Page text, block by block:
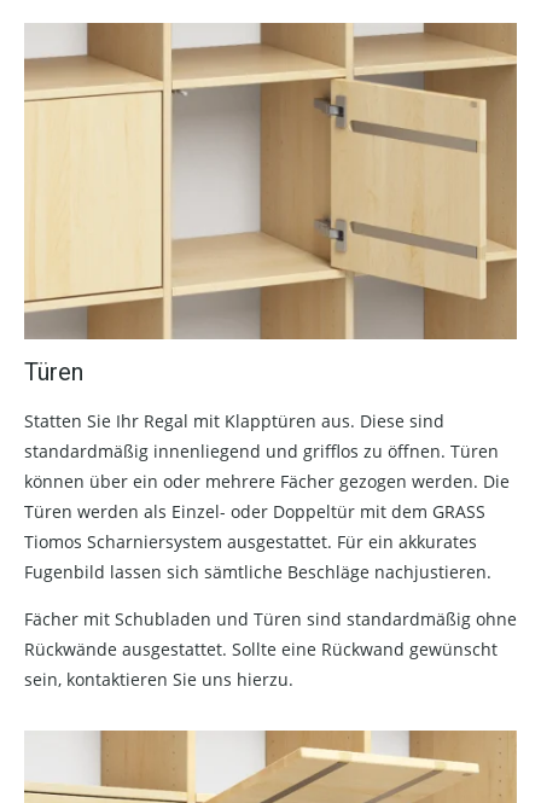
Türen
Statten Sie Ihr Regal mit Klapptüren aus. Diese sind
standardmäßig innenliegend und grifflos zu öffnen. Türen
können über ein oder mehrere Fächer gezogen werden. Die
Türen werden als Einzel- oder Doppeltür mit dem GRASS
Tiomos Scharniersystem ausgestattet. Für ein akkurates
Fugenbild lassen sich sämtliche Beschläge nachjustieren.
Fächer mit Schubladen und Türen sind standardmäßig ohne
Rückwände ausgestattet. Sollte eine Rückwand gewünscht
sein, kontaktieren Sie uns hierzu.